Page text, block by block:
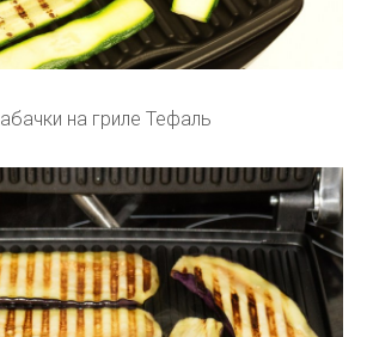
на гриле Тефаль